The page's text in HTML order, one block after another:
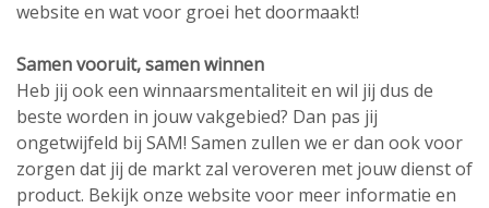
website en wat voor groei het doormaakt!
Samen vooruit, samen winnen
Heb jij ook een winnaarsmentaliteit en wil jij dus de
beste worden in jouw vakgebied? Dan pas jij
ongetwijfeld bij SAM! Samen zullen we er dan ook voor
zorgen dat jij de markt zal veroveren met jouw dienst of
product. Bekijk onze website voor meer informatie en